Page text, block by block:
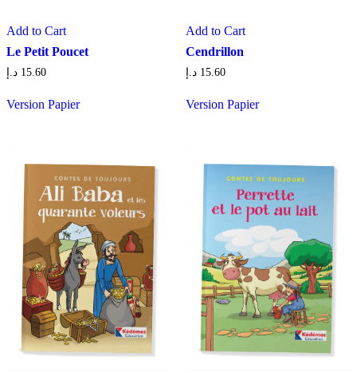
Add to Cart
Le Petit Poucet
15.60 د.إ
Version Papier
Add to Cart
Cendrillon
15.60 د.إ
Version Papier